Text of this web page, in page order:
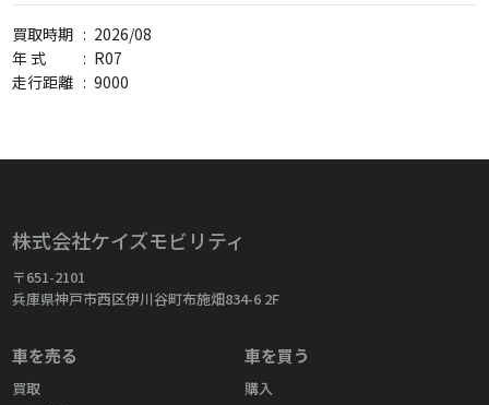
買取時期 : 2026/08
年 式
: R07
走行距離 : 9000
株式会社ケイズモビリティ
〒651-2101
兵庫県神戸市西区伊川谷町布施畑834-6 2F
車を売る
買取
車を買う
購入